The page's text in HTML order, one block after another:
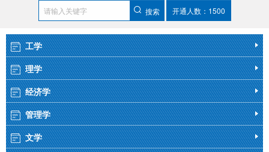
搜索 开通人数：1500
工学
理学
经济学
管理学
文学